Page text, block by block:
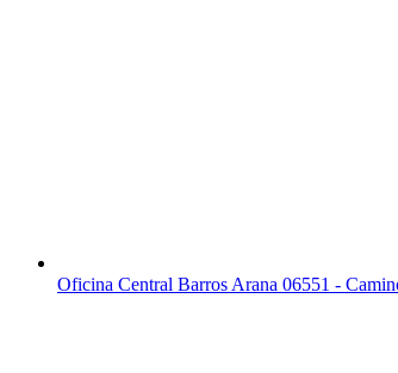
Oficina Central Barros Arana 06551 -